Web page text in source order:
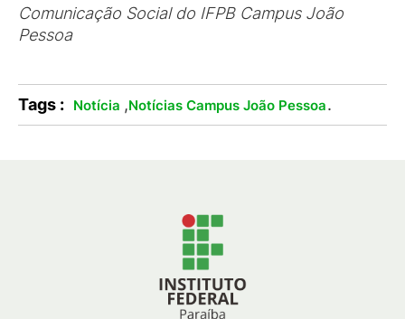
Comunicação Social do IFPB Campus João
Pessoa
Tags : Notícia ,Notícias Campus João Pessoa.